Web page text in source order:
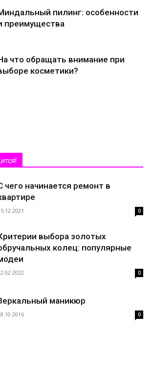
пилинг: особенности
преимущества
что обращать внимание при
косметики?
чего начинается ремонт в
0
выбора золотых
колец: популярные
0
маникюр
0